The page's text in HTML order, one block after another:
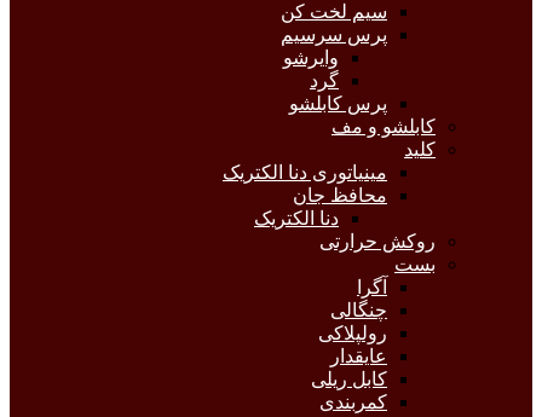
سیم لخت کن
پرس سرسیم
وایرشو
گرد
پرس کابلشو
کابلشو و مف
کلید
مینیاتوری دنا الکتریک
محافظ جان
دنا الکتریک
روکش حرارتی
بست
آگرا
چنگالی
رولپلاکی
عایقدار
کابل ریلی
کمربندی